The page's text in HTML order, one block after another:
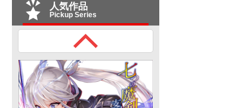
人気作品
Pickup Series